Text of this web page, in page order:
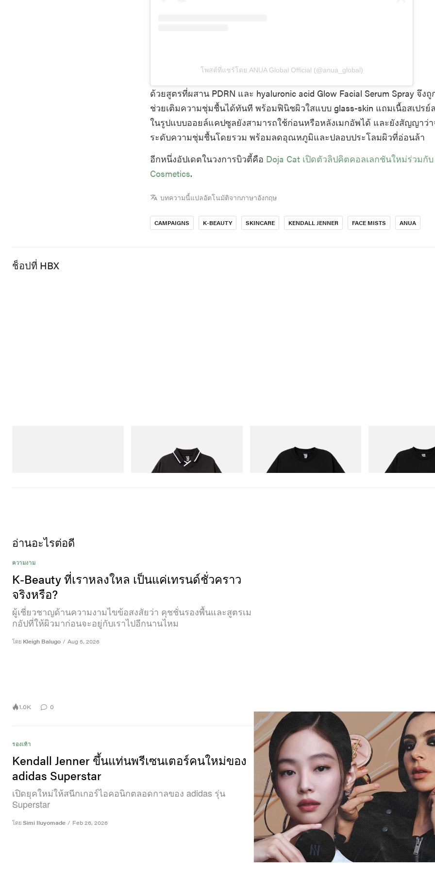
โพสต์ที่แชร์โดย ANUA Global Official (@anua_global)
ด้วยสูตรที่ผสาน PDRN และ hyaluronic acid Glow Facial Serum Spray จึงถู
ช่วยเติมความชุ่มชื้นได้ทันที พร้อมฟินิชผิวใสแบบ glass-skin แถมเนื้อสเปรย์
ในรูปแบบออยล์แคปซูลยังสามารถใช้ก่อนหรือหลังเมกอัพได้ และยังสัญญาว่
ระดับความชุ่มชื้นโดยรวม พร้อมลดอุณหภูมิและปลอบประโลมผิวที่อ่อนล้า
อีกหนึ่งอัปเดตในวงการบิวตี้คือ Doja Cat เปิดตัวลิปคิตคอลเลกชันใหม่ร่วมกับ
Cosmetics.
บทความนี้แปลอัตโนมัติจากภาษาอังกฤษ
CAMPAIGNS K-BEAUTY SKINCARE KENDALL JENNER FACE MISTS ANUA
ช็อปที่ HBX
Billionaire Boys Club X Initial D Game
Billionaire Boys Club X Initial D Cotton T-
ช็อปเลย
Billionaire Boys Club X
ช็อปเลย
อ่านอะไรต่อดี
ความงาม
K-Beauty ที่เราหลงใหล เป็นแค่เทรนด์ชั่วคราว
จริงหรือ?
ผู้เชี่ยวชาญด้านความงามไขข้อสงสัยว่า คุชชั่นรองพื้นและสูตรเม
กอัปที่ให้ผิวมาก่อนจะอยู่กับเราไปอีกนานไหม
โดย Kleigh Balugo / Aug 5, 2026
1.0K 0
รองเท้า
Kendall Jenner ขึ้นแท่นพรีเซนเตอร์คนใหม่ของ
adidas Superstar
เปิดยุคใหม่ให้สนีกเกอร์ไอคอนิกตลอดกาลของ adidas รุ่น
Superstar
โดย Simi Iluyomade / Feb 26, 2026